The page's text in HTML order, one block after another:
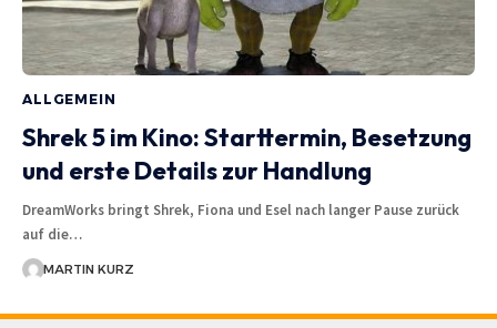
ALLGEMEIN
Shrek 5 im Kino: Starttermin, Besetzung
und erste Details zur Handlung
DreamWorks bringt Shrek, Fiona und Esel nach langer Pause zurück
auf die…
MARTIN KURZ